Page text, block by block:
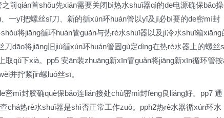
前qián首shǒu先xiān需要关闭bì热水shuǐ器qì的de电源确保bǎo
一yī把螺丝sī刀、新的循xún环huán管以yǐ及jí必bì要的de密mì封
将jiāng循环huán管guǎn与热rè水shuǐ器以及jí冷水shuǐ箱xiāng
dāo将jiāng旧jiù循xún环huán管固gù定dìng在热rè水器上的螺丝
qǔ下xià。pp5 安ān装zhuāng新xīn管guǎn将jiāng新xīn循环管
并拧紧jǐn螺luó丝sī。
mì封胶确què保bǎo连lián接处chù密mì封fēng良liáng好。pp7 通
chá热rè水shuǐ器是shì否正常工作zuò。pph2热rè水器循xún环水